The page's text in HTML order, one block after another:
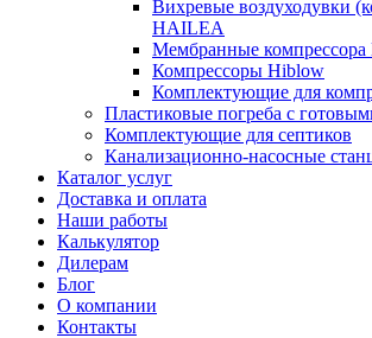
Вихревые воздуходувки
HAILEA
Мембранные
Компрессоры Hiblow
Комплектующие для
Пластиковые погреба с
Комплектующие для септиков
Канализационно-насосные
Каталог услуг
Доставка и оплата
Наши работы
Калькулятор
Дилерам
Блог
О компании
Контакты